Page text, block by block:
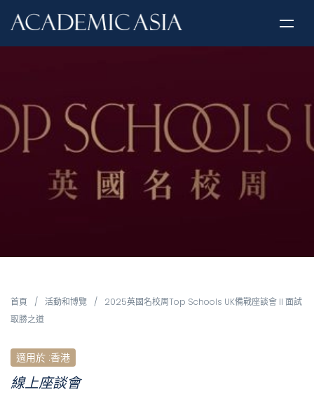
首頁 / 活動和博覽 /
2025英國名校周Top Schools UK備戰座談會 II 面試
取勝之道
適用於 :香港
線上座談會